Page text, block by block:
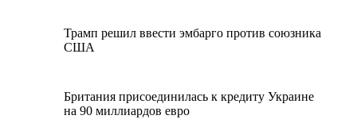
Трамп решил ввести эмбарго против союзника
США
Британия присоединилась к кредиту Украине
на 90 миллиардов евро